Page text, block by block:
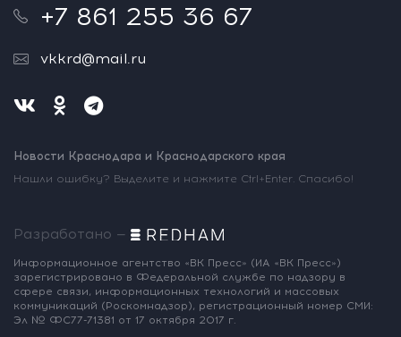
+7 861 255 36 67
vkkrd@mail.ru
Новости Краснодара и Краснодарского края
Нашли ошибку? Выделите и нажмите Ctrl+Enter. Спасибо!
Разработано —
Информационное агентство «ВК Пресс» (ИА «ВК Пресс»)
зарегистрировано в Федеральной службе по надзору в
сфере связи, информационных технологий и массовых
коммуникаций (Роскомнадзор), регистрационный номер СМИ:
Эл № ФС77-71381 от 17 октября 2017 г.